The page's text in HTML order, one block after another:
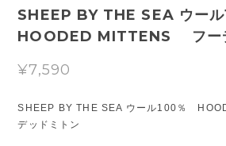
SHEEP BY THE SEA ウー
HOODED MITTENS フー
¥7,590
SHEEP BY THE SEA ウール100％
デッドミトン